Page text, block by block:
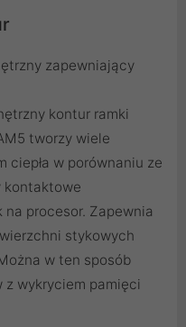
zapewniający
kontur ramki
tworzy wiele
ciepła w porównaniu ze
kontaktowe
na procesor. Zapewnia
stykowych
w ten sposób
z wykryciem pamięci